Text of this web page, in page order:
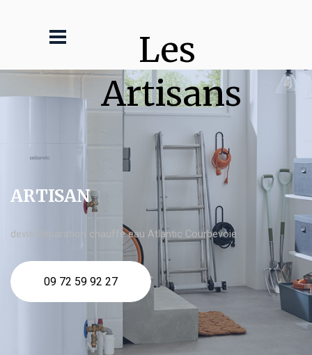
Les
Artisans
ARTISAN
devis Réparation chauffe eau Atlantic Courbevoie
09 72 59 92 27